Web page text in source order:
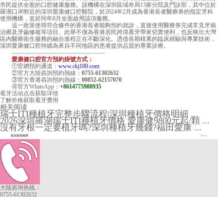
市民提供全面的口腔健康服務。該機構在深圳區域布局13家分院及門診部，其中位於
羅湖口岸附近的深圳愛康健口腔醫院 ，於2024年2月成為香港長者醫療券的指定牙科
使用機構，並於同年8月全面啟用該項服務。
這一政策使得符合條件的香港長者能夠預約就診，直接使用醫療券完成常見牙病
治療及牙齒修複等項目。此舉不僅為香港居民跨境看牙帶來切實便利，也反映出大灣
區內醫療衛生服務的融合進程正在不斷深化。憑借長期積累的臨床經驗與專業技術，
深圳愛康健口腔持續為來自不同地區的患者提供品質的專業診療。
————————————————
愛康健口腔官方預約掛號方式：
①官網預約通道： www.ckj100.com
②官方大陸咨詢預約熱線： 0755-61302632
③官方香港咨詢預約熱線： 00852-62157070
④官方WhatsApp： +8614775988935
看牙活动点击获取详情
了解价格获取看牙费用
相关阅读
瑞士ITI種植牙完整步驟流程|深圳種植牙價格明細 ...
2026深圳羅湖瑞士ITI種植牙價格 愛康健9800元起/顆 ...
沒有牙根一定要植牙嗎?深圳種植牙幾錢?福田愛康 ...
相关医师推荐 More+
大陆咨询热线：
0755-61302632